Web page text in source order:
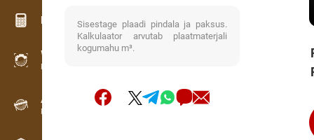
Puidu kalkulaatorid
WoodProfi
Puidumaht AI-ga
Andmesalvesti
Puidu inventuur välitöödel
Sisestage plaadi pindala ja paksus.
Kalkulaator arvutab plaatmaterjali
kogumahu m³.